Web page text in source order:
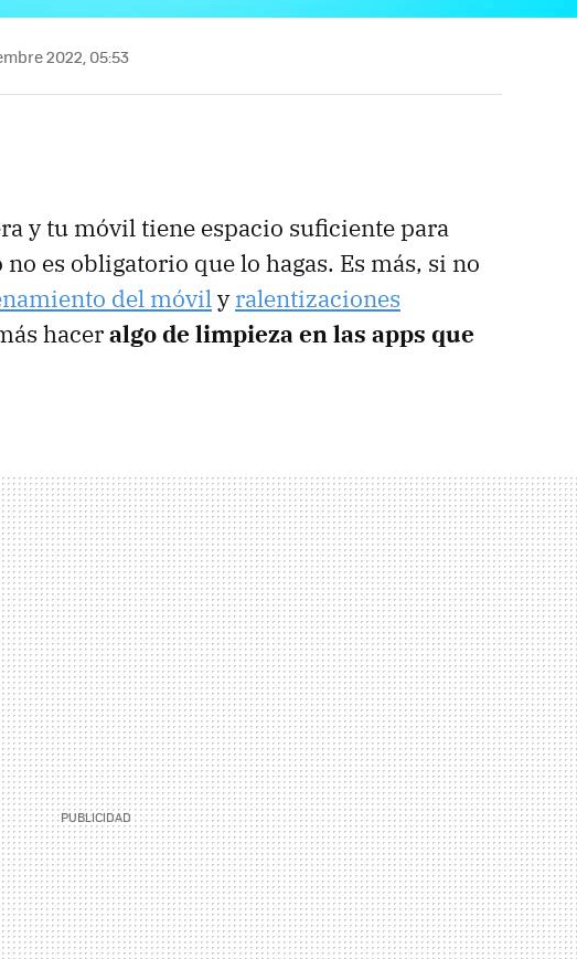
2022, 05:53
y tu móvil tiene espacio suficiente para
es obligatorio que lo hagas. Es más, si no
del móvilyralentizaciones
haceralgo de limpieza en las apps que